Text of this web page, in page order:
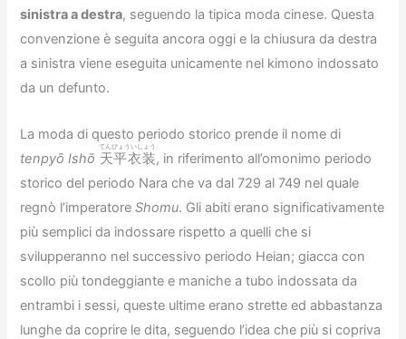
sinistra a destra, seguendo la tipica moda cinese. Questa
convenzione è seguita ancora oggi e la chiusura da destra
a sinistra viene eseguita unicamente nel kimono indossato
da un defunto.
La moda di questo periodo storico prende il nome di
tenpyō Ishō 天平衣装
てんぴょういしょう
, in riferimento all’omonimo periodo
storico del periodo Nara che va dal 729 al 749 nel quale
regnò l’imperatoreShomu. Gli abiti erano significativamente
più semplici da indossare rispetto a quelli che si
svilupperanno nel successivo periodo Heian; giacca con
scollo più tondeggiante e maniche a tubo indossata da
entrambi i sessi, queste ultime erano strette ed abbastanza
lunghe da coprire le dita, seguendo l’idea che più si copriva